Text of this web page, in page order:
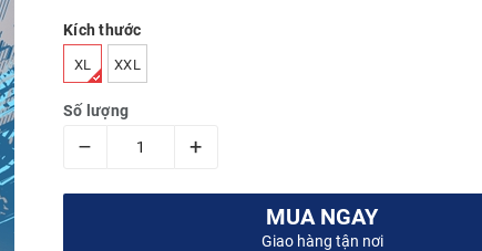
Kích thước
XL XXL
Số lượng
– +
MUA NGAY
Giao hàng tận nơi